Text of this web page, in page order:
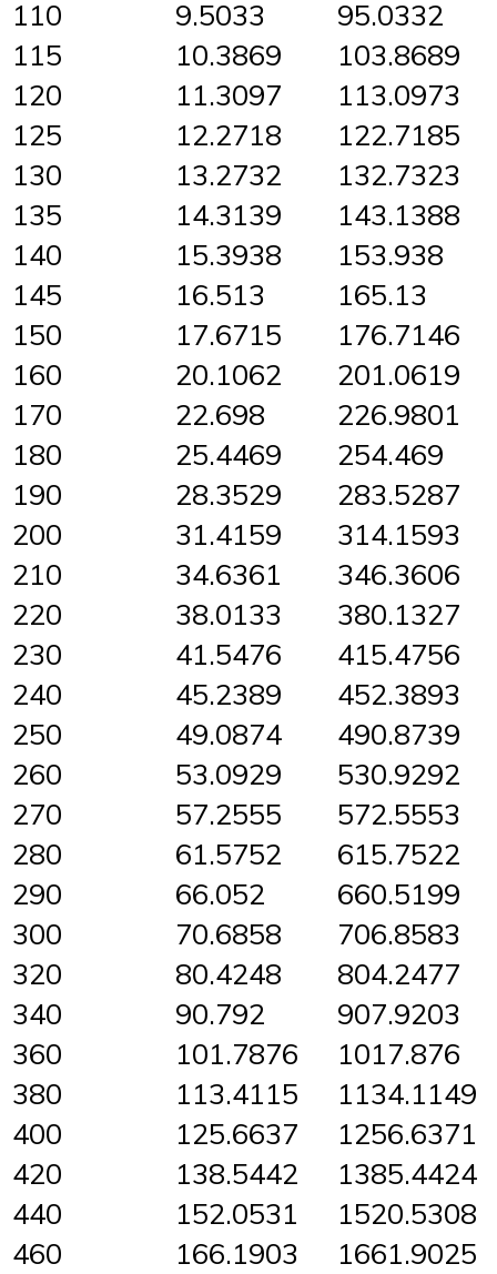
110 9.5033
95.0332
115
10.3869
103.8689
120
11.3097
113.0973
125
12.2718
122.7185
130
13.2732
132.7323
135
14.3139
143.1388
140
15.3938
153.938
145
16.513
165.13
150
17.6715
176.7146
160
20.1062
201.0619
170
22.698
226.9801
180
25.4469
254.469
190
28.3529
283.5287
200
31.4159
314.1593
210
34.6361
346.3606
220
38.0133
380.1327
230
41.5476
415.4756
240
45.2389
452.3893
250
49.0874
490.8739
260
53.0929
530.9292
270
57.2555
572.5553
280
61.5752
615.7522
290
66.052
660.5199
300
70.6858
706.8583
320
80.4248
804.2477
340
90.792
907.9203
360
101.7876
1017.876
380
113.4115
1134.1149
400
125.6637
1256.6371
420
138.5442
1385.4424
440
152.0531
1520.5308
460
166.1903
1661.9025